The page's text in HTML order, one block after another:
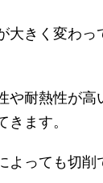
きく変わっ
や耐熱性が高
ます。
よっても切削